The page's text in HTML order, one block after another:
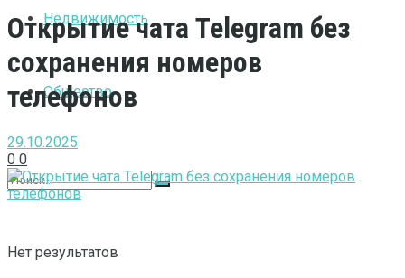
Недвижимость
Общество
Нет результатов
Открытие чата Telegram без
сохранения номеров
телефонов
29.10.2025
0 0